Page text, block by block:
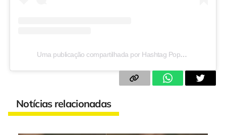
Uma publicação compartilhada por Hashtag Pop (@hashtagpop)
Notícias relacionadas